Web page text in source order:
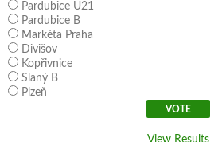
Pardubice U21
Pardubice B
Markéta Praha
Divišov
Kopřivnice
Slaný B
Plzeň